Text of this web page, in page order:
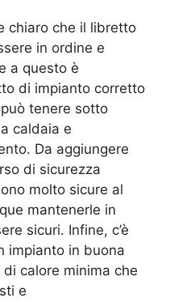
chiaro che il libretto
in ordine e
a questo è
di impianto corretto
tenere sotto
caldaia e
Da aggiungere
di sicurezza
molto sicure al
mantenerle in
sicuri. Infine, c’è
impianto in buona
calore minima che
e